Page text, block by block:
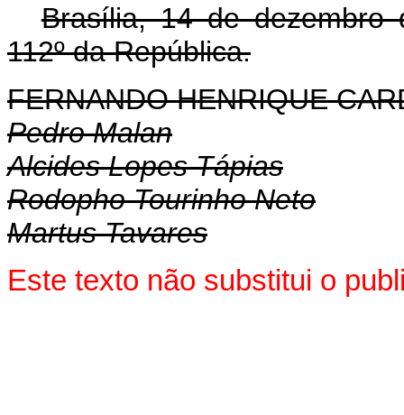
Brasília, 14 de dezembro
112º da República.
FERNANDO HENRIQUE
Pedro Malan
Alcides Lopes Tápias
Rodopho Tourinho Neto
Martus Tavares
Este texto não substitui o